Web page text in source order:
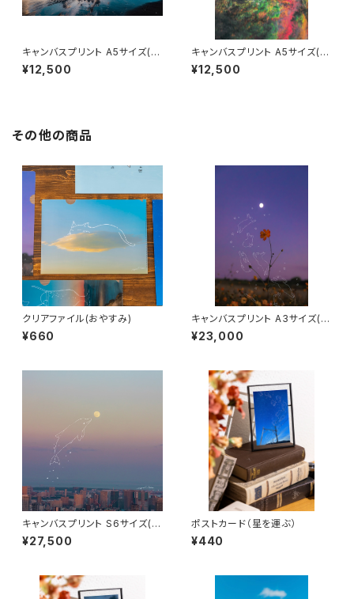
キャンバスプリント A5サイズ(光
へ)
¥12,500
キャンバスプリント A5サイズ(神
鹿)
¥12,500
その他の商品
クリアファイル(おやすみ)
¥660
キャンバスプリント A3サイズ(月
までの帰り道)
¥23,000
キャンバスプリント S6サイズ(空
はボクの遊び場)
¥27,500
ポストカード（星を運ぶ）
¥440